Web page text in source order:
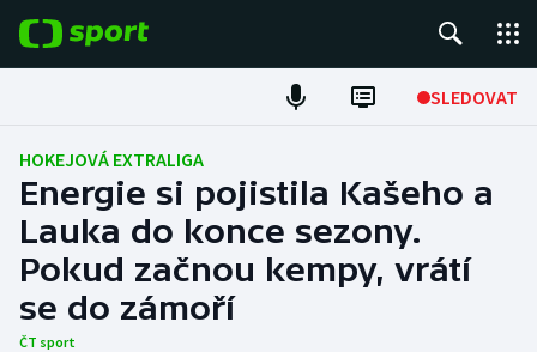
SLEDOVAT
Fotbal
Hokej
Tenis
Atletika
HOKEJOVÁ EXTRALIGA
Energie si pojistila Kašeho a
Lauka do konce sezony.
Pokud začnou kempy, vrátí
se do zámoří
ČT sport